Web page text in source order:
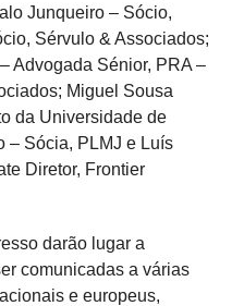
Junqueiro – Sócio,
Sérvulo & Associados;
Advogada Sénior, PRA –
Miguel Sousa
da Universidade de
– Sócia, PLMJ e Luís
Diretor, Frontier
darão lugar a
comunicadas a várias
e europeus,